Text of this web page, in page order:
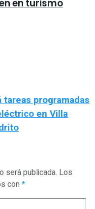
en turismo
tareas programadas
en Villa
será publicada. Los
con*